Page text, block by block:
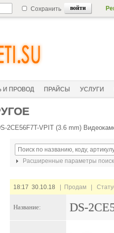
Сохранить
И ПРОВОД ПРАЙСЫ УСЛУГИ
2CE56F7T-VPIT (3.6 mm)
Расширенные параметры
18:17 30.10.18 | Продам |
Название: DS-